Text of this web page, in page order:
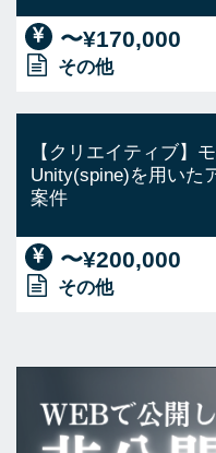
〜¥170,000
その他
【クリエイティブ】
Unity(spine)を用いた
案件
〜¥200,000
その他